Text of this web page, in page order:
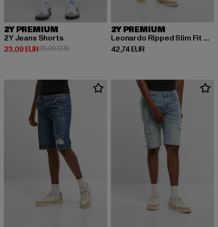
2Y PREMIUM
2Y Jeans Shorts
23,09 EUR
Derzeitiger Preis: 23,09 EUR
29,99 EURAktionspreis: 29,99 EUR
2Y PREMIUM
Leonardo Ripped Slim Fit Shorts
42,74 EUR
Derzeitiger Preis: 42,74 EUR